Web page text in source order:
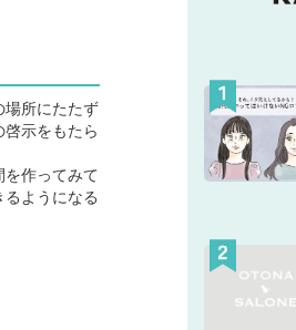
場所にたたず
示をもたら
作ってみて
ようになる